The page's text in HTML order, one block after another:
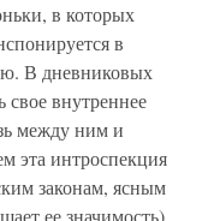
в которых
в
В дневниковых
свое внутреннее
между ним и
эта интроспекция
законам, ясным
ее значимость).